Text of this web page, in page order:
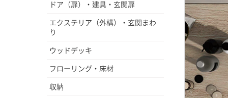
ドア（扉）・建具・玄関扉
エクステリア（外構）・玄関まわ
り
ウッドデッキ
フローリング・床材
収納